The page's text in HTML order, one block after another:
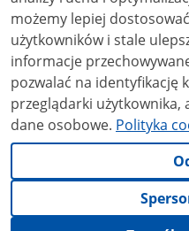
możemy lepiej
użytkowników i stale ulepszać
informacje
pozwalać na identyfikację
przeglądarki użytkownika,
dane osobowe. Polityka